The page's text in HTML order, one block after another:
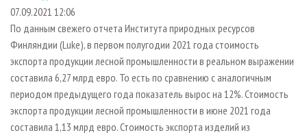
СУШКА ДРЕВЕСИНЫ
ПРОИЗВОДСТВО ДРЕВЕСНЫХ ПЛИТ
ДЕРЕВЯННОЕ ДОМОСТРОЕНИЕ
ПРОИЗВОДСТВО МЕБЕЛИ
БИОЭНЕРГЕТИКА
ЦБП
ПЕРСОНЫ
МОБИЛЬНЫЕ ВЫСТАВКИ
ОФИЦИАЛЬНЫЕ ДЕЛЕГАЦИИ
ПРИОРИТЕТНЫЕ ИНВЕСТПРОЕКТЫ
RUSSIAN FORESTRY REVIEW
ГАЗЕТА ЛЕСПРОМФОРУМ
КОНТАКТЫ
РЕКЛАМА
РЕКЛАМА НА САЙТЕ
07.09.2021 12:06
По данным свежего отчета Института природных ресурсов
Финляндии (Luke), в первом полугодии 2021 года стоимость
экспорта продукции лесной промышленности в реальном выражении
составила 6,27 млрд евро. То есть по сравнению с аналогичным
периодом предыдущего года показатель вырос на 12%. Стоимость
экспорта продукции лесной промышленности в июне 2021 года
составила 1,13 млрд евро. Стоимость экспорта изделий из